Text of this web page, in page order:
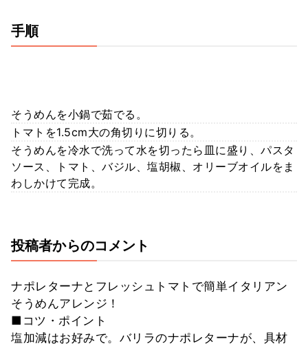
手順
そうめんを小鍋で茹でる。
トマトを1.5cm大の角切りに切りる。
そうめんを冷水で洗って水を切ったら皿に盛り、パスタ
ソース、トマト、バジル、塩胡椒、オリーブオイルをま
わしかけて完成。
投稿者からのコメント
ナポレターナとフレッシュトマトで簡単イタリアン
そうめんアレンジ！
■コツ・ポイント
塩加減はお好みで。バリラのナポレターナが、具材